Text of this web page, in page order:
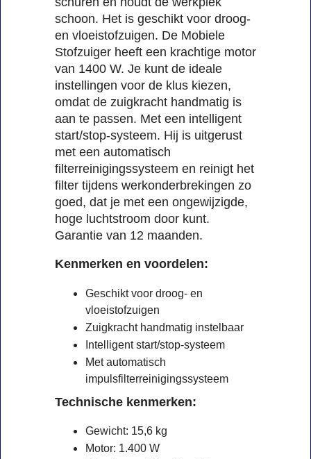
schoon. Het is geschikt voor droog-
en vloeistofzuigen. De Mobiele
Stofzuiger heeft een krachtige motor
van 1400 W. Je kunt de ideale
instellingen voor de klus kiezen,
omdat de zuigkracht handmatig is
aan te passen. Met een intelligent
start/stop-systeem. Hij is uitgerust
met een automatisch
filterreinigingssysteem en reinigt het
filter tijdens werkonderbrekingen zo
goed, dat je met een ongewijzigde,
hoge luchtstroom door kunt.
Garantie van 12 maanden.
Kenmerken en voordelen:
Geschikt voor droog- en
vloeistofzuigen
Zuigkracht handmatig instelbaar
Intelligent start/stop-systeem
Met automatisch
impulsfilterreinigingssysteem
Technische kenmerken:
Gewicht: 15,6 kg
Motor: 1.400 W